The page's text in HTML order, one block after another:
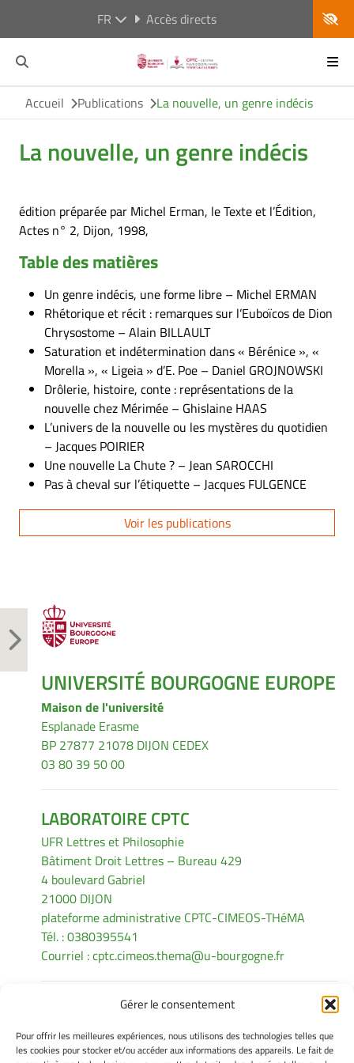
Gérer le consentement
Pour offrir les meilleures expériences, nous utilisons des technologies telles que
les cookies pour stocker et/ou accéder aux informations des appareils. Le fait de
FR Accès directs
Accueil Publications La nouvelle, un genre indécis
La nouvelle, un genre indécis
édition préparée par Michel Erman, le Texte et l’Édition,
Actes n° 2, Dijon, 1998,
Table des matières
Un genre indécis, une forme libre – Michel ERMAN
Rhétorique et récit : remarques sur l’Euboïcos de Dion
Chrysostome – Alain BILLAULT
Saturation et indétermination dans « Bérénice », «
Morella », « Ligeia » d’E. Poe – Daniel GROJNOWSKI
Drôlerie, histoire, conte : représentations de la
nouvelle chez Mérimée – Ghislaine HAAS
L’univers de la nouvelle ou les mystères du quotidien
– Jacques POIRIER
Une nouvelle La Chute ? – Jean SAROCCHI
Pas à cheval sur l’étiquette – Jacques FULGENCE
Voir les publications
UNIVERSITÉ BOURGOGNE EUROPE
Maison de l'université
Esplanade Erasme
BP 27877 21078 DIJON CEDEX
03 80 39 50 00
LABORATOIRE CPTC
UFR Lettres et Philosophie
Bâtiment Droit Lettres – Bureau 429
4 boulevard Gabriel
21000 DIJON
plateforme administrative CPTC-CIMEOS-THéMA
Tél. : 0380395541
Courriel :cptc.cimeos.thema@u-bourgogne.fr
INFORMATIONS LÉGALES
Mentions légales